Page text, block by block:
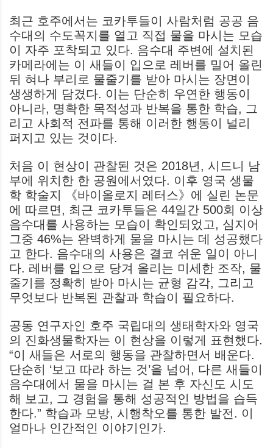
최근 호주에서는 코카투들이 사람처럼 공공 음
수대의 수도꼭지를 열고 직접 물을 마시는 모습
이 자주 포착되고 있다. 음수대 주변에 설치된
카메라에는 이 새들이 입으로 레버를 밀어 올린
뒤 혀나 부리로 물줄기를 받아 마시는 장면이
생생하게 담겼다. 이는 단순히 우연한 행동이
아니라, 명확한 목적성과 반복을 통한 학습, 그
리고 사회적 전파를 통해 이러한 행동이 널리
퍼지고 있는 것이다.
처음 이 현상이 관찰된 것은 2018년, 시드니 남
부에 위치한 한 공원에서였다. 이후 영국 생물
학 학술지 《바이올로지 레터스》에 실린 논문
에 따르면, 최근 코카투들은 44일간 500회 이상
음수대를 사용하는 모습이 확인되었고, 심지어
그중 46%는 완벽하게 물을 마시는 데 성공했다
고 한다. 음수대의 사용은 결코 쉬운 일이 아니
다. 레버를 입으로 당겨 올리는 미세한 조작, 물
줄기를 정확히 받아 마시는 균형 감각, 그리고
무엇보다 반복된 관찰과 학습이 필요하다.
공동 연구자인 호주 국립대의 생태학자와 영국
의 진화생물학자는 이 현상을 이렇게 표현했다.
“이 새들은 서로의 행동을 관찰하면서 배운다.
단순히 ‘보고 따라 하는 것’을 넘어, 다른 새들이
음수대에서 물을 마시는 걸 본 후 자신도 시도
해 보고, 그 경험을 통해 성공적인 방법을 습득
한다.” 학습과 모방, 시행착오를 통한 발전. 이
얼마나 인간적인 이야기인가.